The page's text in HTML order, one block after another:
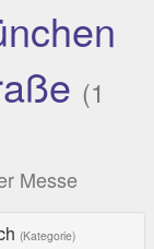
(1
Messe
(Kategorie)